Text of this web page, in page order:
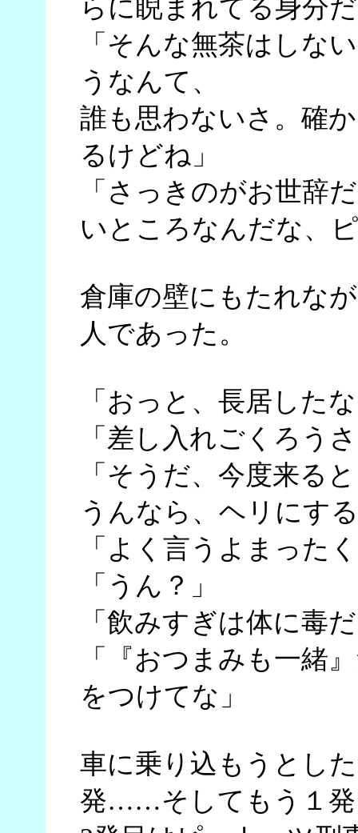
らに睨まれてる身分
「そんな無茶はし
うなんて、
誰も思わないさ。確
るけどね」
「さっきのがお世辞
いところなんだな、
倉庫の壁にもたれな
人であった。
「おっと、長居した
「差し入れごくろう
「そうだ、今度来
うんなら、ヘリにす
「よく言うよまっ
「うん？」
「飲みすぎは体に毒
「『おつまみも一緒
をつけてな」
車に乗り込もうとし
発……そしてもう１